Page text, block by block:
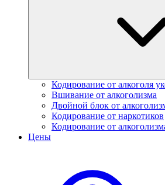
Кодирование от алкоголя
Вшивание от алкоголизма
Двойной блок от
Кодирование от наркотиков
Кодирование от
Цены